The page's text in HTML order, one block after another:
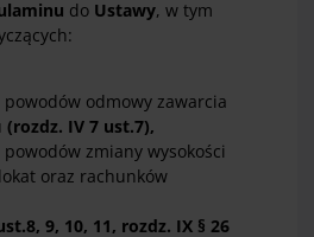
do Ustawy, w tym
odmowy zawarcia
(rozdz. IV 7 ust.7),
zmiany wysokości
oraz rachunków
9, 10, 11, rozdz. IX § 26